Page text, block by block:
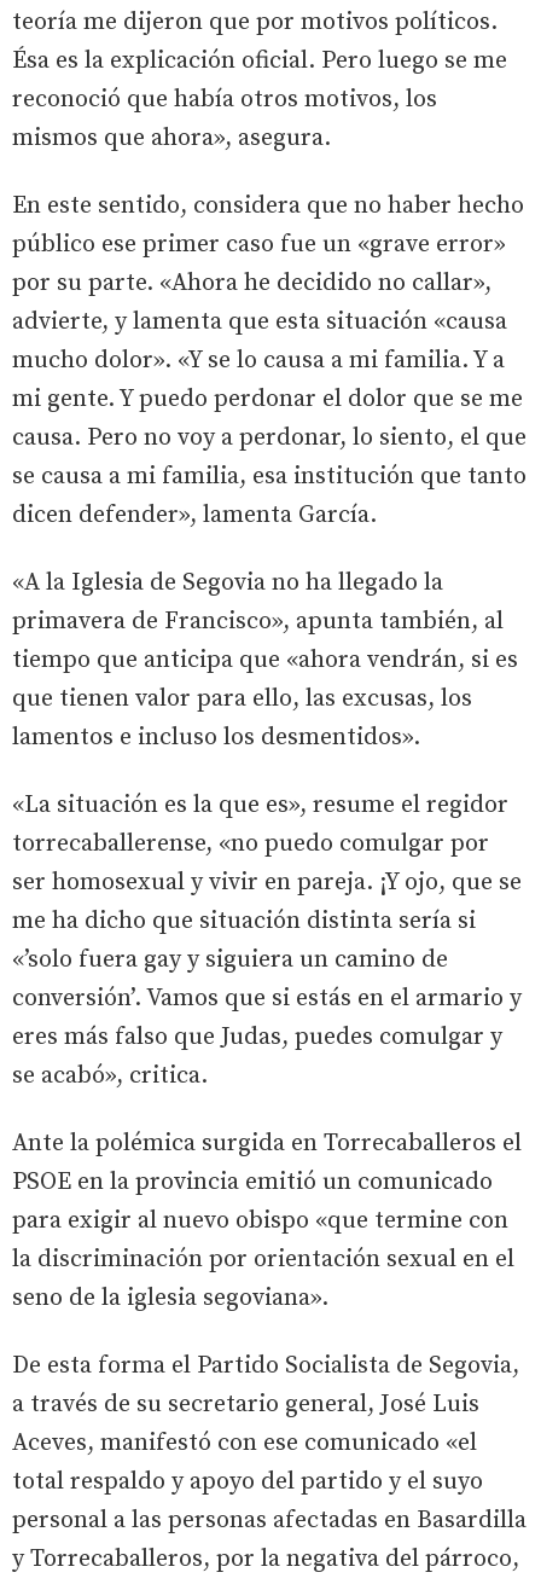
teoría me dijeron que por motivos políticos.
Ésa es la explicación oficial. Pero luego se me
reconoció que había otros motivos, los
mismos que ahora», asegura.
En este sentido, considera que no haber hecho
público ese primer caso fue un «grave error»
por su parte. «Ahora he decidido no callar»,
advierte, y lamenta que esta situación «causa
mucho dolor». «Y se lo causa a mi familia. Y a
mi gente. Y puedo perdonar el dolor que se me
causa. Pero no voy a perdonar, lo siento, el que
se causa a mi familia, esa institución que tanto
dicen defender», lamenta García.
«A la Iglesia de Segovia no ha llegado la
primavera de Francisco», apunta también, al
tiempo que anticipa que «ahora vendrán, si es
que tienen valor para ello, las excusas, los
lamentos e incluso los desmentidos».
«La situación es la que es», resume el regidor
torrecaballerense, «no puedo comulgar por
ser homosexual y vivir en pareja. ¡Y ojo, que se
me ha dicho que situación distinta sería si
«’solo fuera gay y siguiera un camino de
conversión’. Vamos que si estás en el armario y
eres más falso que Judas, puedes comulgar y
se acabó», critica.
Ante la polémica surgida en Torrecaballeros el
PSOE en la provincia emitió un comunicado
para exigir al nuevo obispo «que termine con
la discriminación por orientación sexual en el
seno de la iglesia segoviana».
De esta forma el Partido Socialista de Segovia,
a través de su secretario general, José Luis
Aceves, manifestó con ese comunicado «el
total respaldo y apoyo del partido y el suyo
personal a las personas afectadas en Basardilla
y Torrecaballeros, por la negativa del párroco,